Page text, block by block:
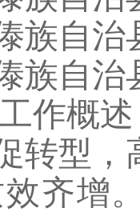
族自治
族自治
作概述
转型，
齐增